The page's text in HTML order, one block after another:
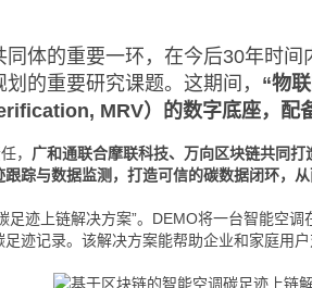
体的重要一环，在今后30年时
的重要研究课题。这期间， “物
MRV）的数字底座，配
， 广和通联合摩联科技、万向区块链共同
踪与数据监测，打造可信的碳数据闭环，
迹上链解决方案”。DEMO将一台智能空
迹记录。该解决方案能帮助企业和家庭用